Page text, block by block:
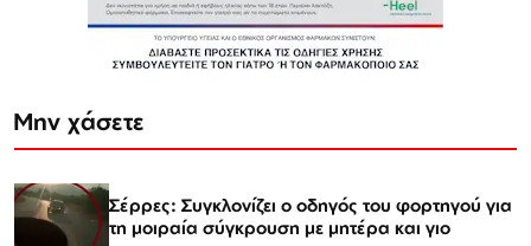
Μην χάσετε
Σέρρες: Συγκλονίζει ο οδηγός του φορτηγού για
τη μοιραία σύγκρουση με μητέρα και γιο